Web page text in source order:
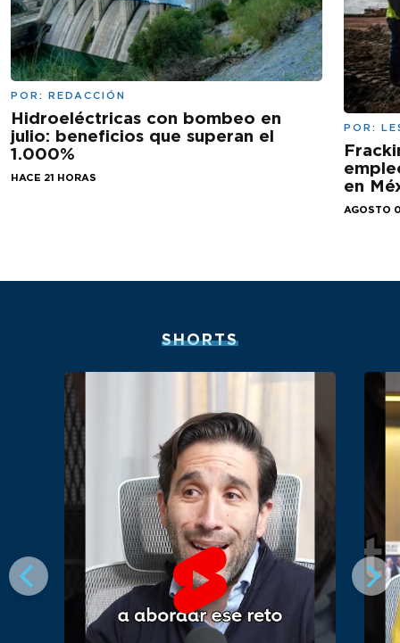
POR: REDACCIÓN
Hidroeléctricas con bombeo en
julio: beneficios que superan el
1.000%
HACE 21 HORAS
POR:
en
AGOSTO
SHORTS